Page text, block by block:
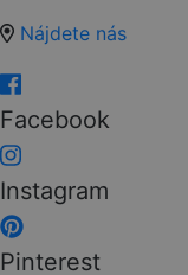
Nájdete nás
Facebook
Instagram
Pinterest